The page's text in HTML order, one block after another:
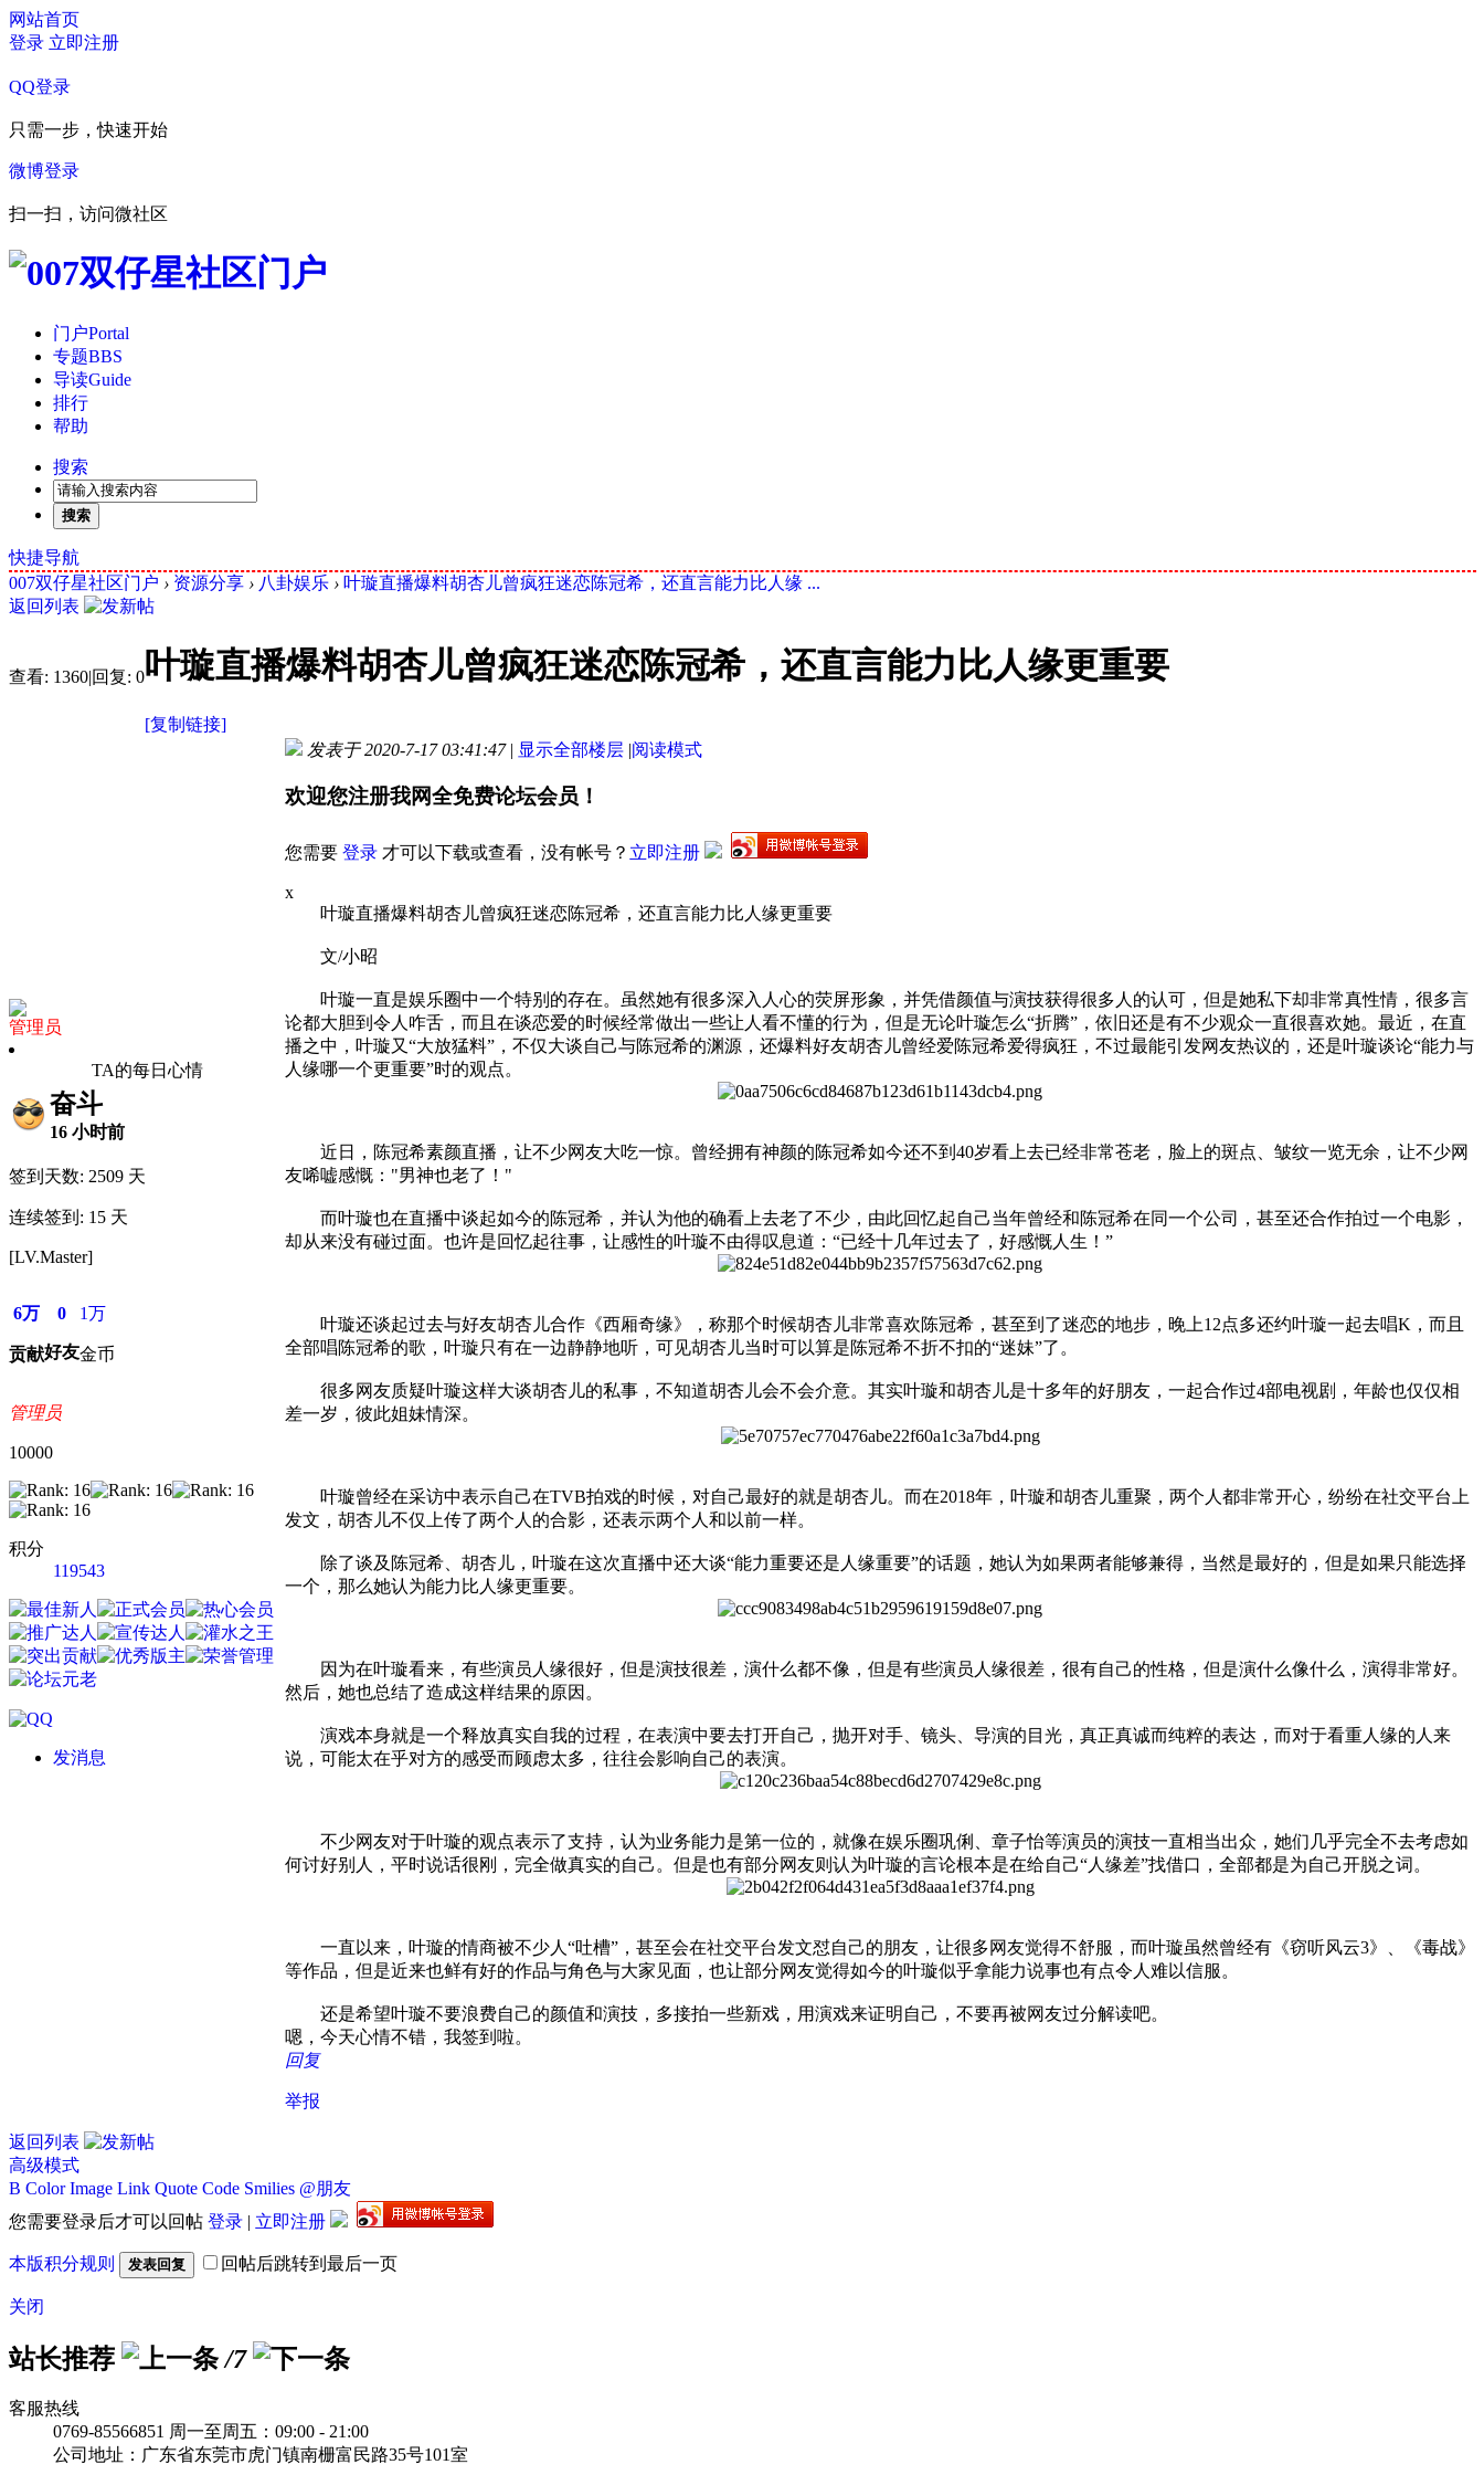
网站首页
登录 立即注册
QQ登录
只需一步，快速开始
微博登录
扫一扫，访问微社区
门户Portal
专题BBS
导读Guide
排行
帮助
搜索
搜索
快捷导航
007双仔星社区门户 › 资源分享 › 八卦娱乐 › 叶璇直播爆料胡杏儿曾疯狂迷恋陈冠希，还直言能力比人缘 ...
返回列表
查看: 1360|回复: 0叶璇直播爆料胡杏儿曾疯狂迷恋陈冠希，还直言能力比人缘更重要
[复制链接]
管理员
TA的每日心情
奋斗
16 小时前
签到天数: 2509 天
连续签到: 15 天
[LV.Master]
6万
贡献
0
好友
1万
金币
管理员
10000
积分
119543
发消息
发表于 2020-7-17 03:41:47 | 显示全部楼层 |阅读模式
欢迎您注册我网全免费论坛会员！
您需要 登录 才可以下载或查看，没有帐号？ 立即注册
x
叶璇直播爆料胡杏儿曾疯狂迷恋陈冠希，还直言能力比人缘更重要
文/小昭
叶璇一直是娱乐圈中一个特别的存在。虽然她有很多深入人心的荧屏形象，并凭借颜值与演技获得很多人的认可，但是她私下却非常真性情，很多言
论都大胆到令人咋舌，而且在谈恋爱的时候经常做出一些让人看不懂的行为，但是无论叶璇怎么“折腾”，依旧还是有不少观众一直很喜欢她。最近，在直
播之中，叶璇又“大放猛料”，不仅大谈自己与陈冠希的渊源，还爆料好友胡杏儿曾经爱陈冠希爱得疯狂，不过最能引发网友热议的，还是叶璇谈论“能力与
人缘哪一个更重要”时的观点。
近日，陈冠希素颜直播，让不少网友大吃一惊。曾经拥有神颜的陈冠希如今还不到40岁看上去已经非常苍老，脸上的斑点、皱纹一览无余，让不少网
友唏嘘感慨："男神也老了！"
而叶璇也在直播中谈起如今的陈冠希，并认为他的确看上去老了不少，由此回忆起自己当年曾经和陈冠希在同一个公司，甚至还合作拍过一个电影，
却从来没有碰过面。也许是回忆起往事，让感性的叶璇不由得叹息道：“已经十几年过去了，好感慨人生！”
叶璇还谈起过去与好友胡杏儿合作《西厢奇缘》，称那个时候胡杏儿非常喜欢陈冠希，甚至到了迷恋的地步，晚上12点多还约叶璇一起去唱K，而且
全部唱陈冠希的歌，叶璇只有在一边静静地听，可见胡杏儿当时可以算是陈冠希不折不扣的“迷妹”了。
很多网友质疑叶璇这样大谈胡杏儿的私事，不知道胡杏儿会不会介意。其实叶璇和胡杏儿是十多年的好朋友，一起合作过4部电视剧，年龄也仅仅相
差一岁，彼此姐妹情深。
叶璇曾经在采访中表示自己在TVB拍戏的时候，对自己最好的就是胡杏儿。而在2018年，叶璇和胡杏儿重聚，两个人都非常开心，纷纷在社交平台上
发文，胡杏儿不仅上传了两个人的合影，还表示两个人和以前一样。
除了谈及陈冠希、胡杏儿，叶璇在这次直播中还大谈“能力重要还是人缘重要”的话题，她认为如果两者能够兼得，当然是最好的，但是如果只能选择
一个，那么她认为能力比人缘更重要。
因为在叶璇看来，有些演员人缘很好，但是演技很差，演什么都不像，但是有些演员人缘很差，很有自己的性格，但是演什么像什么，演得非常好。
然后，她也总结了造成这样结果的原因。
演戏本身就是一个释放真实自我的过程，在表演中要去打开自己，抛开对手、镜头、导演的目光，真正真诚而纯粹的表达，而对于看重人缘的人来
说，可能太在乎对方的感受而顾虑太多，往往会影响自己的表演。
不少网友对于叶璇的观点表示了支持，认为业务能力是第一位的，就像在娱乐圈巩俐、章子怡等演员的演技一直相当出众，她们几乎完全不去考虑如
何讨好别人，平时说话很刚，完全做真实的自己。但是也有部分网友则认为叶璇的言论根本是在给自己“人缘差”找借口，全部都是为自己开脱之词。
一直以来，叶璇的情商被不少人“吐槽”，甚至会在社交平台发文怼自己的朋友，让很多网友觉得不舒服，而叶璇虽然曾经有《窃听风云3》、《毒战》
等作品，但是近来也鲜有好的作品与角色与大家见面，也让部分网友觉得如今的叶璇似乎拿能力说事也有点令人难以信服。
还是希望叶璇不要浪费自己的颜值和演技，多接拍一些新戏，用演戏来证明自己，不要再被网友过分解读吧。
嗯，今天心情不错，我签到啦。
回复
举报
返回列表
高级模式
B Color Image Link Quote Code Smilies @朋友
您需要登录后才可以回帖 登录 | 立即注册
本版积分规则 发表回复 回帖后跳转到最后一页
关闭
站长推荐 /7
客服热线
0769-85566851 周一至周五：09:00 - 21:00
公司地址：广东省东莞市虎门镇南栅富民路35号101室